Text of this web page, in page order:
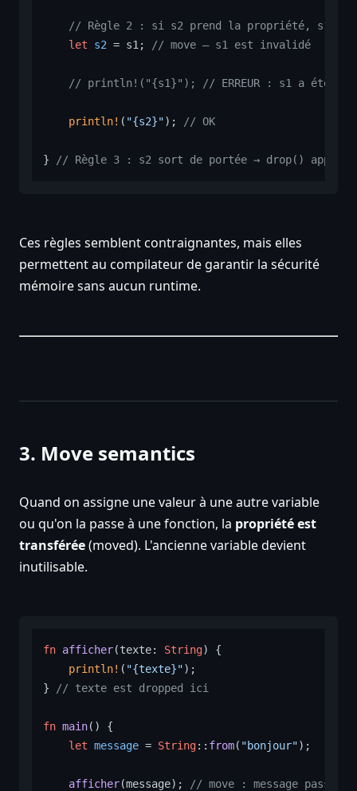
// Règle 2 : si s2 prend la propriété, s1
let
s2 = s1; // move — s1 est invalidé
// println!("{s1}"); // ERREUR : s1 a été
println! ( "{s2}"); // OK
} // Règle 3 : s2 sort de portée → drop() appelé
Ces règles semblent contraignantes, mais elles
permettent au compilateur de garantir la sécurité
mémoire sans aucun runtime.
3. Move semantics
Quand on assigne une valeur à une autre variable
ou qu'on la passe à une fonction, la propriété est
transférée(moved). L'ancienne variable devient
inutilisable.
fn afficher(texte: String) {
println! ( "{texte}");
}
// texte est dropped ici
fn main() {
let message = String:: from( "bonjour");
afficher(message); // move : message passe